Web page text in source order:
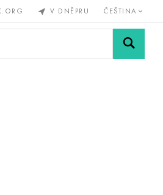
V DNĚPRU ČEŠTINA
Sítě a